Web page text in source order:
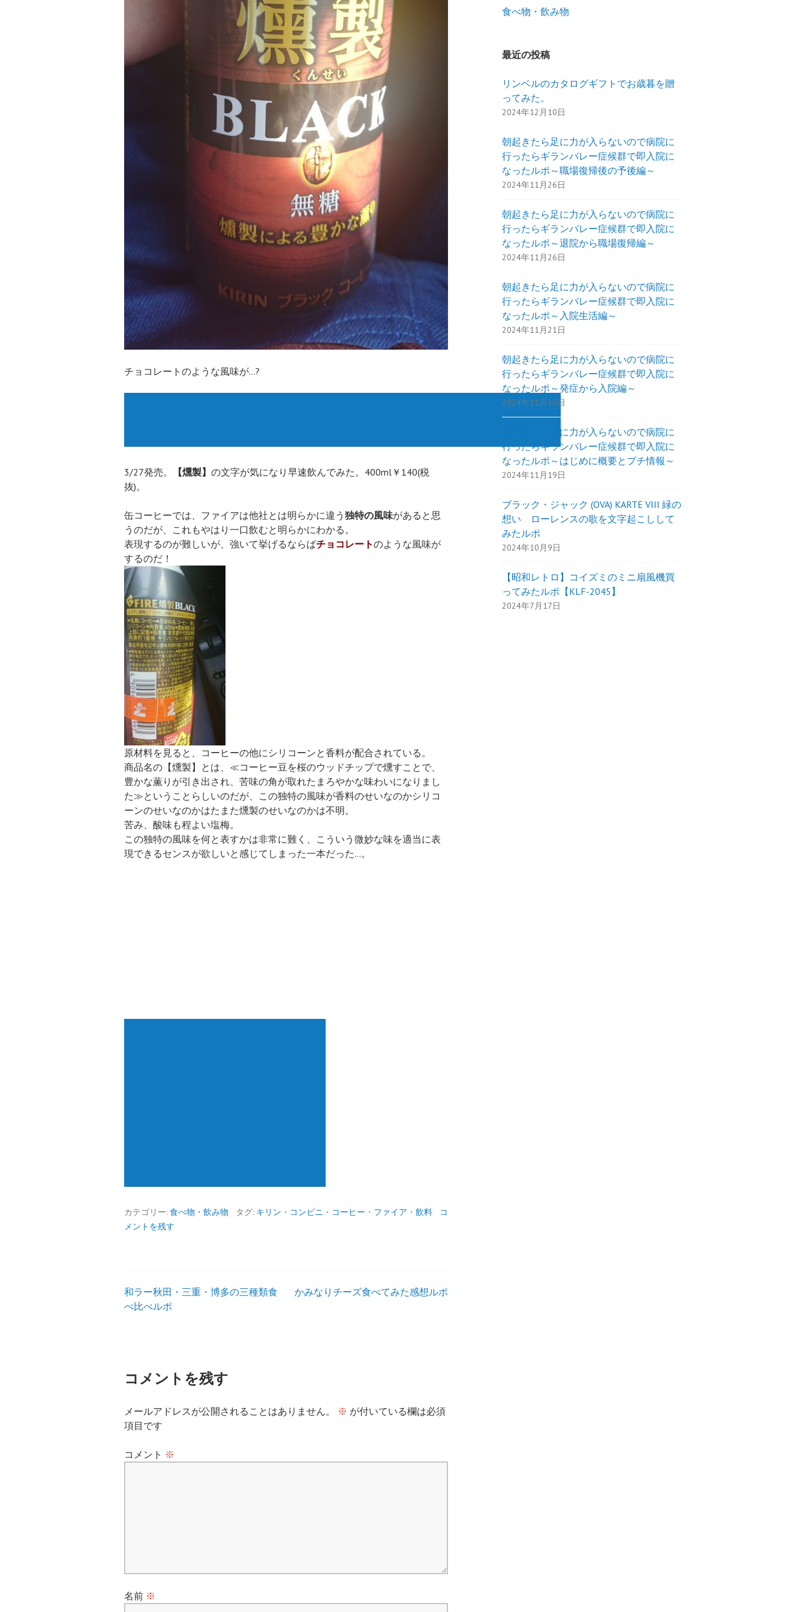
チョコレートのような風味が…?
3/27発売。 【燻製】 の文字が気になり早速飲んでみた。400ml￥140(税
抜)。
缶コーヒーでは、ファイアは他社とは明らかに違う 独特の風味があると思
うのだが、これもやはり一口飲むと明らかにわかる。
表現するのが難しいが、強いて挙げるならばチョコレートのような風味が
するのだ！
原材料を見ると、コーヒーの他にシリコーンと香料が配合されている。
商品名の【燻製】とは、≪コーヒー豆を桜のウッドチップで燻すことで、
豊かな薫りが引き出され、苦味の角が取れたまろやかな味わいになりまし
た≫ということらしいのだが、この独特の風味が香料のせいなのかシリコ
ーンのせいなのかはたまた燻製のせいなのかは不明。
苦み、酸味も程よい塩梅。
この独特の風味を何と表すかは非常に難く、こういう微妙な味を適当に表
現できるセンスが欲しいと感じてしまった一本だった…。
カテゴリー: 食べ物・飲み物 タグ: キリン ・ コンビニ ・ コーヒー ・ ファイア ・ 飲料
コ
メントを残す
投
ビ
ゲ
シ
和ラー秋田・三重・博多の三種類食
べ比べルポ
かみなりチーズ食べてみた感想ルポ
コメントを残す
メールアドレスが公開されることはありません。 ※ が付いている欄は必須
項目です
コメント ※
名前 ※
食べ物・飲み物
最近の投稿
リンベルのカタログギフトでお歳暮を贈
ってみた。
2024年12月10日
朝起きたら足に力が入らないので病院に
行ったらギランバレー症候群で即入院に
なったルポ～職場復帰後の予後編～
2024年11月26日
朝起きたら足に力が入らないので病院に
行ったらギランバレー症候群で即入院に
なったルポ～退院から職場復帰編～
2024年11月26日
朝起きたら足に力が入らないので病院に
行ったらギランバレー症候群で即入院に
なったルポ～入院生活編～
2024年11月21日
朝起きたら足に力が入らないので病院に
行ったらギランバレー症候群で即入院に
なったルポ～発症から入院編～
2024年11月20日
朝起きたら足に力が入らないので病院に
行ったらギランバレー症候群で即入院に
なったルポ～はじめに概要とプチ情報～
2024年11月19日
ブラック・ジャック (OVA) KARTE VIII 緑の
想い ローレンスの歌を文字起こしして
みたルポ
2024年10月9日
【昭和レトロ】コイズミのミニ扇風機買
ってみたルポ【KLF-2045】
2024年7月17日